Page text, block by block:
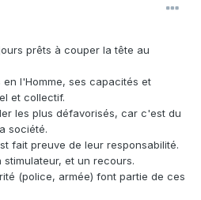
prêts à couper la tête au
l'Homme, ses capacités et
et collectif.
les plus défavorisés, car c'est du
société.
fait preuve de leur responsabilité.
stimulateur, et un recours.
(police, armée) font partie de ces